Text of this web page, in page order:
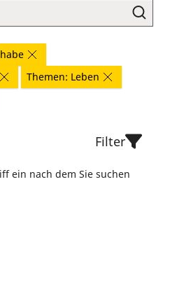
Themen: Leben
Filter
ein nach dem Sie suchen